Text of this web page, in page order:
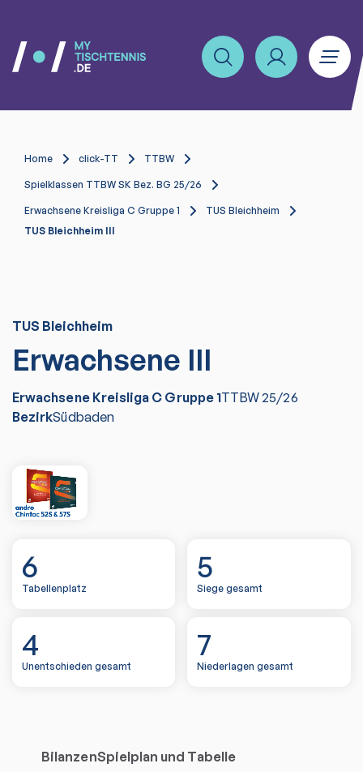
Home click-TT TTBW
Spielklassen TTBW SK Bez. BG 25/26
Erwachsene Kreisliga C Gruppe 1
TUS Bleichheim
TUS Bleichheim III
TUS Bleichheim
Erwachsene III
Erwachsene Kreisliga C Gruppe 1TTBW25/26
BezirkSüdbaden
6
Tabellenplatz
5
Siege gesamt
4
Unentschieden gesamt
7
Niederlagen gesamt
BilanzenSpielplan und Tabelle